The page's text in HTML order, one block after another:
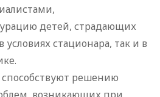
детей, страдающих
условиях стационара, так и в
решению